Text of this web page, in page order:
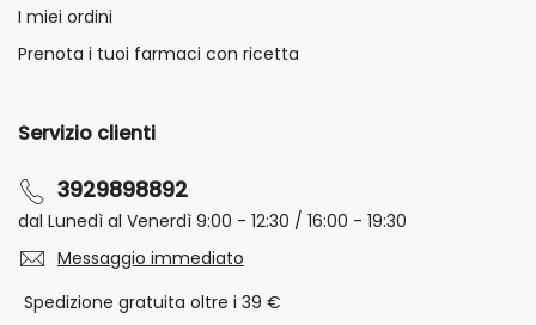
I miei ordini
Prenota i tuoi farmaci con ricetta
Servizio clienti
3929898892
dal Lunedì al Venerdì 9:00 - 12:30 / 16:00 - 19:30
Messaggio immediato
Spedizione gratuita oltre i 39 €